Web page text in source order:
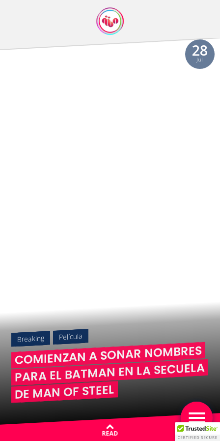
28
Jul
Breaking Película
COMIENZAN A SONAR NOMBRES
PARA EL BATMAN EN LA SECUELA
DE MAN OF STEEL
READ